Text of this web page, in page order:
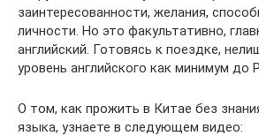
заинтересованности, желания,
личности. Но это факультативно,
английский. Готовясь к поездке,
уровень английского как минимум до
О том, как прожить в Китае без
языка, узнаете в следующем видео: